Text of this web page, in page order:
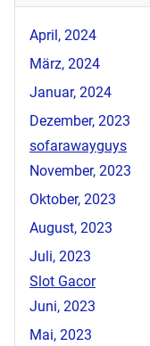
April, 2024
März, 2024
Januar, 2024
Dezember, 2023
sofarawayguys
November, 2023
Oktober, 2023
August, 2023
Juli, 2023
Slot Gacor
Juni, 2023
Mai, 2023